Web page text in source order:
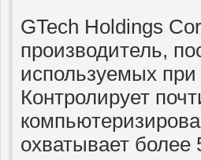
GTech Holdings
производитель,
используемых при
Контролирует
охватывает